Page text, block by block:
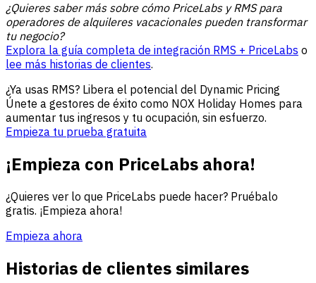
¿Quieres saber más sobre cómo PriceLabs y RMS para
operadores de alquileres vacacionales pueden transformar
tu negocio?
Explora la guía completa de integración RMS + PriceLabs o
lee más historias de clientes.
¿Ya usas RMS? Libera el potencial del Dynamic Pricing
Únete a gestores de éxito como NOX Holiday Homes para
aumentar tus ingresos y tu ocupación, sin esfuerzo.
Empieza tu prueba gratuita
¡Empieza con PriceLabs ahora!
¿Quieres ver lo que PriceLabs puede hacer? Pruébalo
gratis. ¡Empieza ahora!
Empieza ahora
Historias de clientes similares